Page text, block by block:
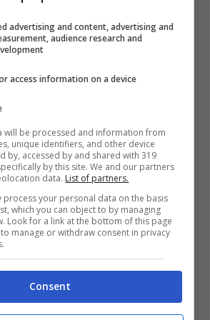
di trovare la mia strada, di
indipendente”, così
della dinastia Carrisi ha
con il padre.
advertising and content, advertising and
audience research and
access information on a device
will be processed and information from
unique identifiers, and other device
by, accessed by and shared with 319
by this site. We and our partners
data. List of partners.
process your personal data on the basis
which you can object to by managing
Look for a link at the bottom of this page
manage or withdraw consent in privacy
Consent